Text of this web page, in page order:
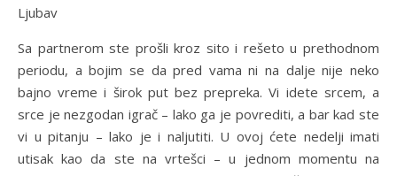
Ljubav
Sa partnerom ste prošli kroz sito i rešeto u prethodnom
periodu, a bojim se da pred vama ni na dalje nije neko
bajno vreme i širok put bez prepreka. Vi idete srcem, a
srce je nezgodan igrač – lako ga je povrediti, a bar kad ste
vi u pitanju – lako je i naljutiti. U ovoj ćete nedelji imati
utisak kao da ste na vrtešci – u jednom momentu na